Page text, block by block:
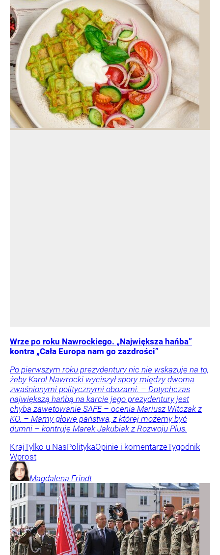
Wrze po roku Nawrockiego. „Największa hańba”
kontra „Cała Europa nam go zazdrości”
Po pierwszym roku prezydentury nic nie wskazuje na to,
żeby Karol Nawrocki wyciszył spory między dwoma
zwaśnionymi politycznymi obozami. – Dotychczas
największą hańbą na karcie jego prezydentury jest
chyba zawetowanie SAFE – ocenia Mariusz Witczak z
KO. – Mamy głowę państwa, z której możemy być
dumni – kontruje Marek Jakubiak z Rozwoju Plus.
KrajTylko u NasPolitykaOpinie i komentarzeTygodnik
Wprost
Magdalena Frindt